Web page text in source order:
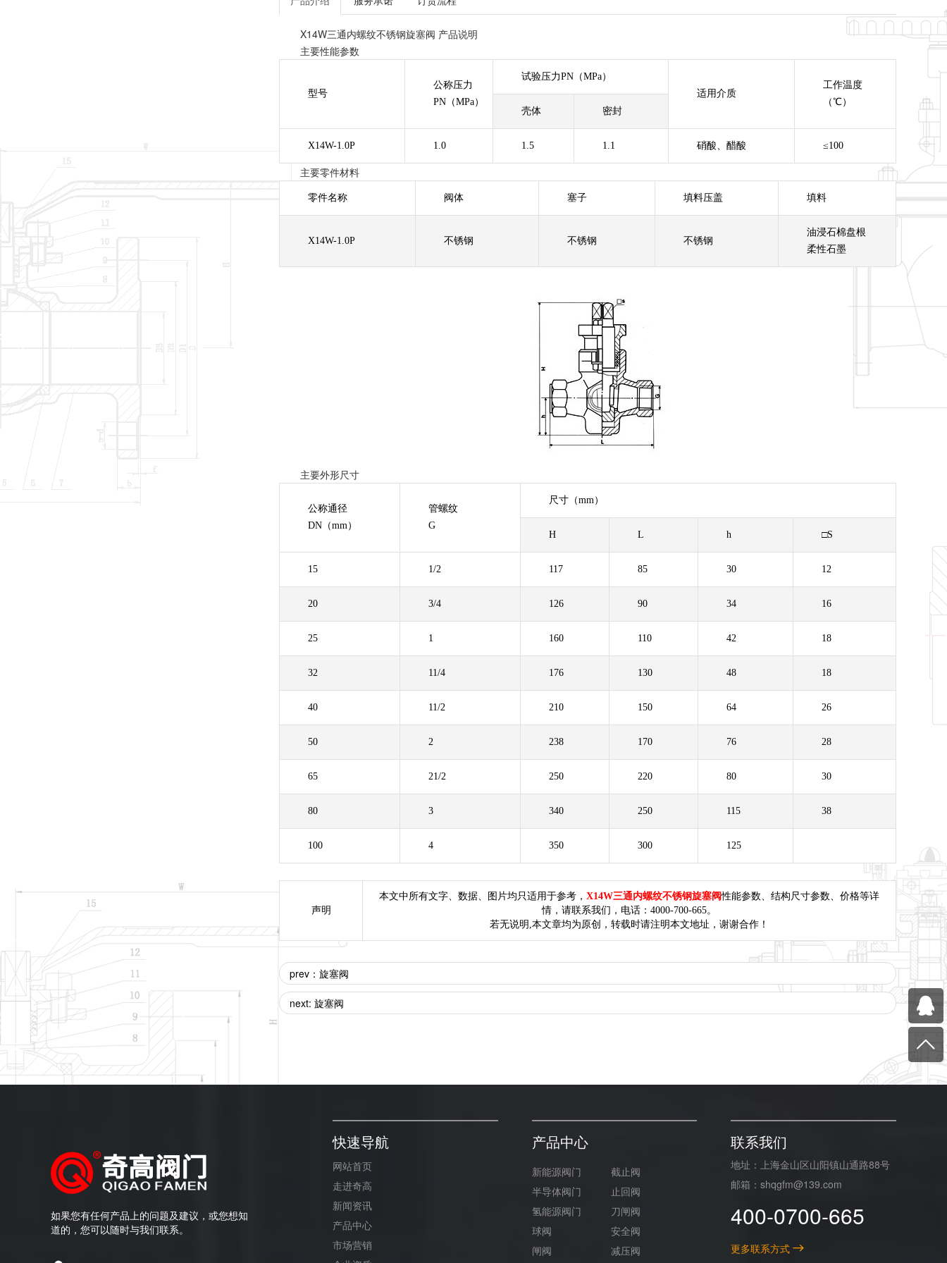
X14W三通内螺纹不锈钢旋塞阀 产品说明
主要性能参数
型号
公称压力
PN（MPa）
试验压力PN（MPa）
适用介质
工作温度
（℃）
壳体
密封
X14W-1.0P 1.0 1.5 1.1 硝酸、醋酸 ≤100
主要零件材料
零件名称 阀体 塞子 填料压盖 填料
X14W-1.0P 不锈钢 不锈钢 不锈钢
油浸石棉盘根
柔性石墨
主要外形尺寸
公称通径
DN（mm）
管螺纹
G
尺寸（mm）
H L h □S
15 1/2 117 85 30 12
20 3/4 126 90 34 16
25 1 160 110 42 18
32 11/4 176 130 48 18
40 11/2 210 150 64 26
50 2 238 170 76 28
65 21/2 250 220 80 30
80 3 340 250 115 38
100 4 350 300 125
声明
本文中所有文字、数据、图片均只适用于参考， X14W三通内螺纹不锈钢旋塞阀性能参数、结构尺寸参数、价格等详
情，请联系我们，电话：4000-700-665。
若无说明,本文章均为原创，转载时请注明本文地址，谢谢合作！
prev：旋塞阀
next: 旋塞阀
如果您有任何产品上的问题及建议，或您想知
道的，您可以随时与我们联系。
快速导航
网站首页
走进奇高
新闻资讯
产品中心
市场营销
产品中心
新能源阀门
半导体阀门
氢能源阀门
球阀
闸阀
截止阀
止回阀
刀闸阀
安全阀
减压阀
联系我们
地址：上海金山区山阳镇山通路88号
邮箱：shqgfm@139.com
400-0700-665
更多联系方式